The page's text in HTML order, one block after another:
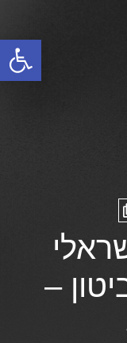
פתח סרגל נגישות
–